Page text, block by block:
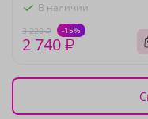
В наличии
3 220 ₽ -15%
2 740 ₽